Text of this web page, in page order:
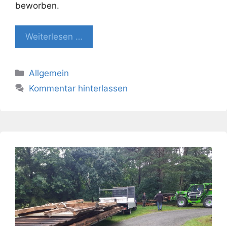
beworben.
Weiterlesen …
Kategorien
Allgemein
Kommentar hinterlassen